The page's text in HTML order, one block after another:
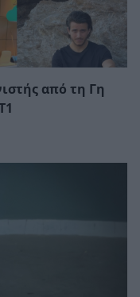
από τη Γη